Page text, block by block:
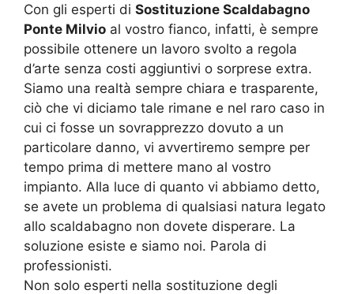
Con gli esperti di Sostituzione Scaldabagno
Ponte Milvio al vostro fianco, infatti, è sempre
possibile ottenere un lavoro svolto a regola
d’arte senza costi aggiuntivi o sorprese extra.
Siamo una realtà sempre chiara e trasparente,
ciò che vi diciamo tale rimane e nel raro caso in
cui ci fosse un sovrapprezzo dovuto a un
particolare danno, vi avvertiremo sempre per
tempo prima di mettere mano al vostro
impianto. Alla luce di quanto vi abbiamo detto,
se avete un problema di qualsiasi natura legato
allo scaldabagno non dovete disperare. La
soluzione esiste e siamo noi. Parola di
professionisti.
Non solo esperti nella sostituzione degli